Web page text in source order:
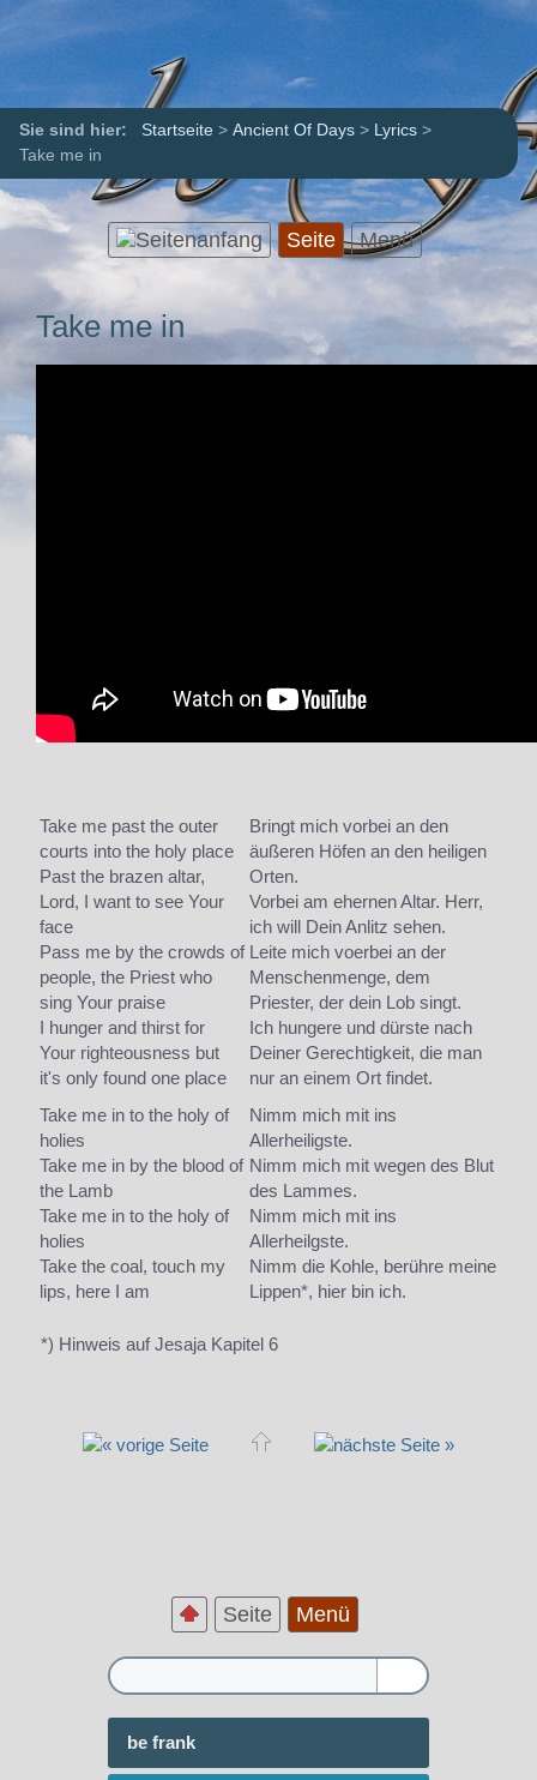
Sie sind hier: Startseite > Ancient Of Days > Lyrics >
Take me in
Seite Menü
Take me in
Take me past the outer
courts into the holy place
Past the brazen altar,
Lord, I want to see Your
face
Pass me by the crowds of
people, the Priest who
sing Your praise
I hunger and thirst for
Your righteousness but
it's only found one place
Take me in to the holy of
holies
Take me in by the blood of
the Lamb
Take me in to the holy of
holies
Take the coal, touch my
lips, here I am
Bringt mich vorbei an den
äußeren Höfen an den heiligen
Orten.
Vorbei am ehernen Altar. Herr,
ich will Dein Anlitz sehen.
Leite mich voerbei an der
Menschenmenge, dem
Priester, der dein Lob singt.
Ich hungere und dürste nach
Deiner Gerechtigkeit, die man
nur an einem Ort findet.
Nimm mich mit ins
Allerheiligste.
Nimm mich mit wegen des Blut
des Lammes.
Nimm mich mit ins
Allerheilgste.
Nimm die Kohle, berühre meine
Lippen*, hier bin ich.
*) Hinweis auf Jesaja Kapitel 6
Seite Menü
be frank